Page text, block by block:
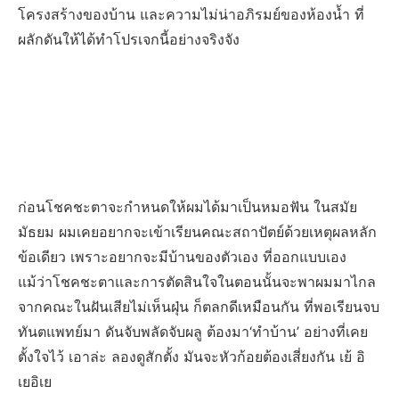
โครงสร้างของบ้าน และความไม่น่าอภิรมย์ของห้องน้ำ ที่
ผลักดันให้ได้ทำโปรเจกนี้อย่างจริงจัง
ก่อนโชคชะตาจะกำหนดให้ผมได้มาเป็นหมอฟัน ในสมัย
มัธยม ผมเคยอยากจะเข้าเรียนคณะสถาปัตย์ด้วยเหตุผลหลัก
ข้อเดียว เพราะอยากจะมีบ้านของตัวเอง ที่ออกแบบเอง
แม้ว่าโชคชะตาและการตัดสินใจในตอนนั้นจะพาผมมาไกล
จากคณะในฝันเสียไม่เห็นฝุ่น ก็ตลกดีเหมือนกัน ที่พอเรียนจบ
ทันตแพทย์มา ดันจับพลัดจับผลู ต้องมา‘ทำบ้าน’ อย่างที่เคย
ตั้งใจไว้ เอาล่ะ ลองดูสักตั้ง มันจะหัวก้อยต้องเสี่ยงกัน เย้ อิ
เยอิเย